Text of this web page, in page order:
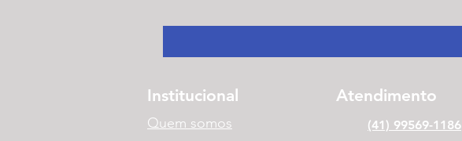
Institucional Atendimento
Quem somos (41) 99569-1186